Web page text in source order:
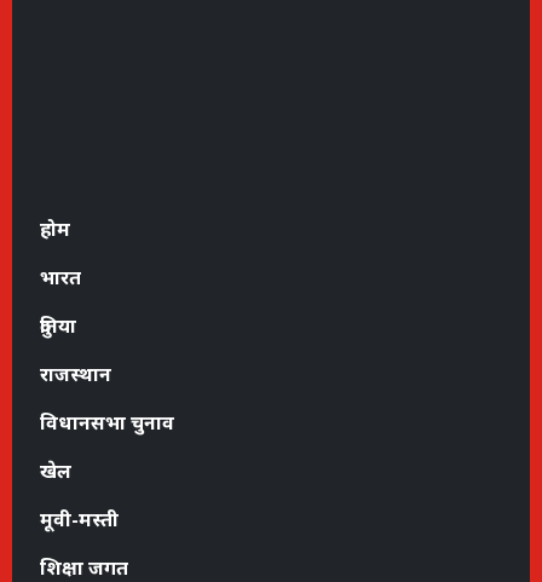
होम
भारत
दुनिया
राजस्थान
विधानसभा चुनाव
खेल
मूवी-मस्ती
शिक्षा जगत